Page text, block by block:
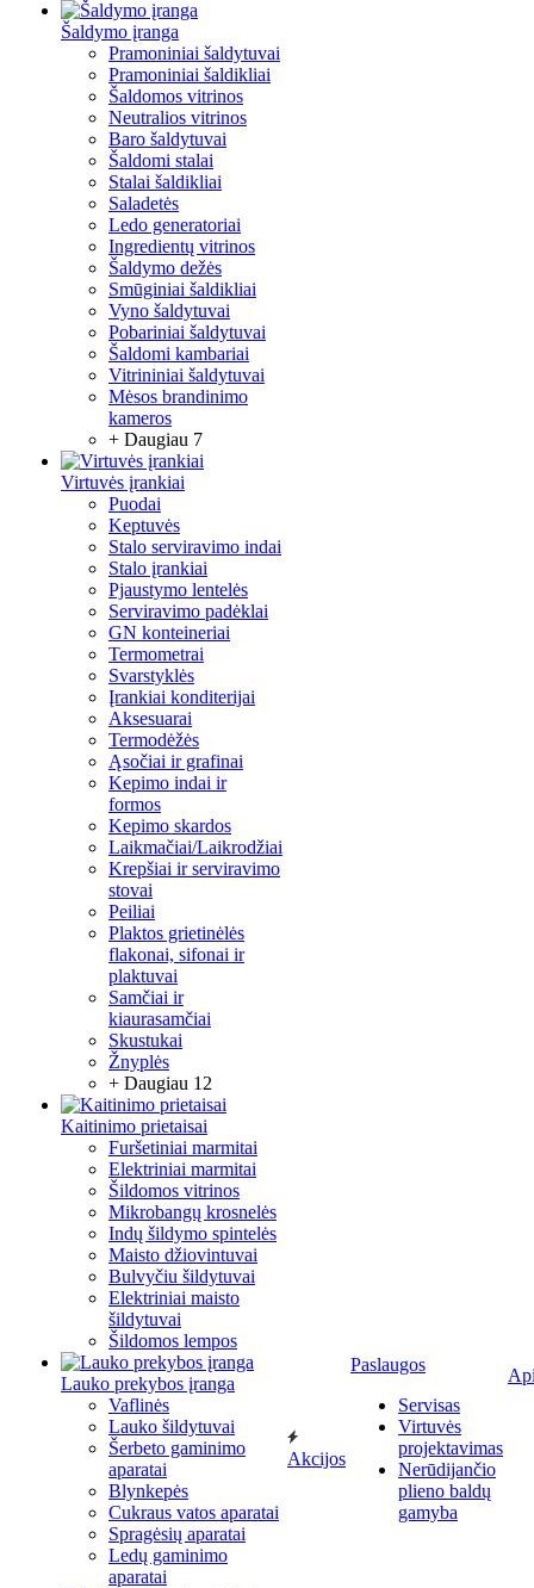
Šaldymo įranga
Pramoniniai šaldytuvai
Pramoniniai šaldikliai
Šaldomos vitrinos
Neutralios vitrinos
Baro šaldytuvai
Šaldomi stalai
Stalai šaldikliai
Saladetės
Ledo generatoriai
Ingredientų vitrinos
Šaldymo dežės
Smūginiai šaldikliai
Vyno šaldytuvai
Pobariniai šaldytuvai
Šaldomi kambariai
Vitrininiai šaldytuvai
Mėsos brandinimo
kameros
+ Daugiau 7
Virtuvės įrankiai
Puodai
Keptuvės
Stalo serviravimo indai
Stalo įrankiai
Pjaustymo lentelės
Serviravimo padėklai
GN konteineriai
Termometrai
Svarstyklės
Įrankiai konditerijai
Aksesuarai
Termodėžės
Ąsočiai ir grafinai
Kepimo indai ir
formos
Kepimo skardos
Laikmačiai/Laikrodžiai
Krepšiai ir serviravimo
stovai
Peiliai
Plaktos grietinėlės
flakonai, sifonai ir
plaktuvai
Samčiai ir
kiaurasamčiai
Skustukai
Žnyplės
+ Daugiau 12
Kaitinimo prietaisai
Furšetiniai marmitai
Elektriniai marmitai
Šildomos vitrinos
Mikrobangų krosnelės
Indų šildymo spintelės
Maisto džiovintuvai
Bulvyčiu šildytuvai
Elektriniai maisto
šildytuvai
Šildomos lempos
Lauko prekybos įranga
Vaflinės
Lauko šildytuvai
Šerbeto gaminimo
aparatai
Blynkepės
Cukraus vatos aparatai
Spragėsių aparatai
Ledų gaminimo
aparatai
Akcijos
Paslaugos
Servisas
Virtuvės
projektavimas
Nerūdijančio
plieno baldų
gamyba